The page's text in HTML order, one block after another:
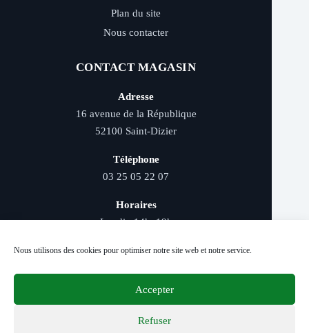
Nous utilisons des cookies pour optimiser notre site web et notre service.
Accepter
Refuser
Plan du site
Nous contacter
CONTACT MAGASIN
Adresse
16 avenue de la République
52100 Saint-Dizier
Téléphone
03 25 05 22 07
Horaires
Lundi : 14h–19h
Livraison rapide - Retrait magasin - Paiement